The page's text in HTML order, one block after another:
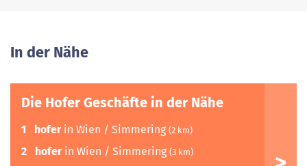
In der Nähe
Die Hofer Geschäfte in der Nähe
1 hoferin Wien / Simmering (2 km)
2 hoferin Wien / Simmering (3 km)